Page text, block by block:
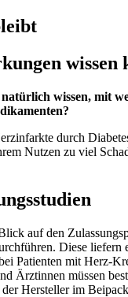
wissen
wissen, mit
durch
Nutzen zu viel
auf den
Diese
Patienten mit Herz-
Ärztinnen müssen
Hersteller im